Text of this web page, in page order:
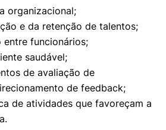
organizacional;
e da retenção de talentos;
entre funcionários;
saudável;
de avaliação de
de feedback;
de atividades que favoreçam a